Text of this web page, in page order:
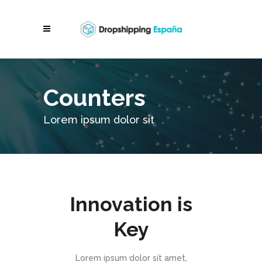
Counters
Lorem ipsum dolor sit
Innovation is
Key
Lorem ipsum dolor sit amet,